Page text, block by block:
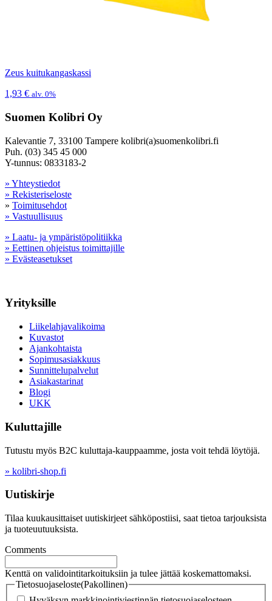
Zeus kuitukangaskassi
1,93 € alv. 0%
Suomen Kolibri Oy
Kalevantie 7, 33100 Tampere kolibri(a)suomenkolibri.fi
Puh. (03) 345 45 000
Y-tunnus: 0833183-2
» Yhteystiedot
» Rekisteriseloste
» Toimitusehdot
» Vastuullisuus
» Laatu- ja ympäristöpolitiikka
» Eettinen ohjeistus toimittajille
» Evästeasetukset
Yrityksille
Liikelahjavalikoima
Kuvastot
Ajankohtaista
Sopimusasiakkuus
Sunnittelupalvelut
Asiakastarinat
Blogi
UKK
Kuluttajille
Tutustu myös B2C kuluttaja-kauppaamme, josta voit tehdä löytöjä.
» kolibri-shop.fi
Uutiskirje
Tilaa kuukausittaiset uutiskirjeet sähköpostiisi, saat tietoa tarjouksista
ja tuoteuutuuksista.
Comments
Kenttä on validointitarkoituksiin ja tulee jättää koskemattomaksi.
Tietosuojaseloste(Pakollinen)